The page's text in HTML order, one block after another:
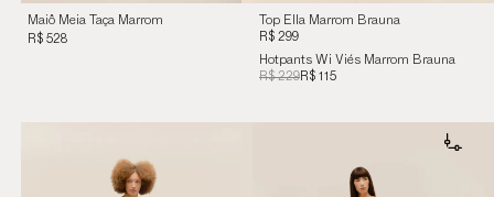
Maiô Meia Taça Marrom
Brauna
R$ 528
Top Ella Marrom Brauna
R$ 299
Hotpants Wi Viés Marrom Brauna
R$ 229R$ 115